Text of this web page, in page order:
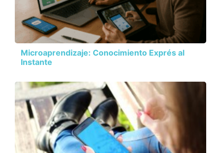
Microaprendizaje: Conocimiento Exprés al
Instante